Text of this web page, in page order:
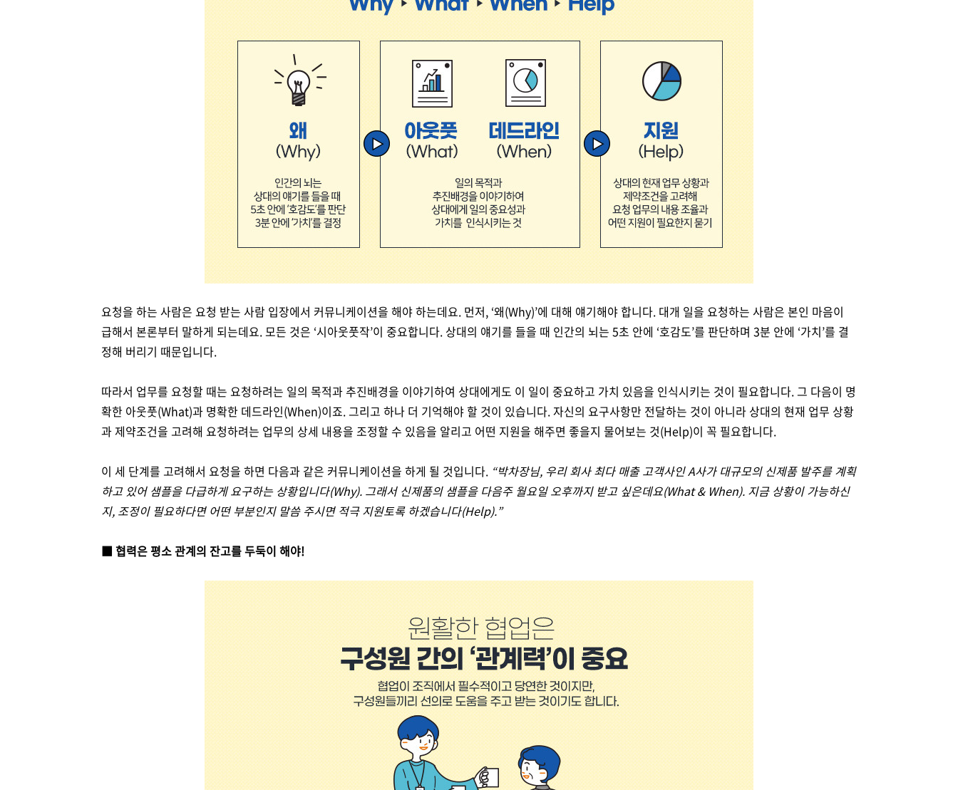
요청을 하는 사람은 요청 받는 사람 입장에서 커뮤니케이션을 해야 하는데요. 먼저, ‘왜(Why)’에 대해 얘기해야 합니다. 대개 일을 요청하는 사람은 본인 마음이
급해서 본론부터 말하게 되는데요.모든 것은 ‘시아웃풋작’이 중요합니다. 상대의 얘기를 들을 때 인간의 뇌는 5초 안에 ‘호감도’를 판단하며 3분 안에 ‘가치’를 결
정해 버리기 때문입니다.
따라서 업무를 요청할 때는 요청하려는 일의 목적과 추진배경을 이야기하여 상대에게도 이 일이 중요하고 가치 있음을 인식시키는 것이 필요합니다. 그 다음이 명
확한 아웃풋(What)과 명확한 데드라인(When)이죠. 그리고 하나 더 기억해야 할 것이 있습니다. 자신의 요구사항만 전달하는 것이 아니라 상대의 현재 업무 상황
과 제약조건을 고려해 요청하려는 업무의 상세 내용을 조정할 수 있음을 알리고 어떤 지원을 해주면 좋을지 물어보는 것(Help)이 꼭 필요합니다.
이 세 단계를 고려해서 요청을 하면 다음과 같은 커뮤니케이션을 하게 될 것입니다. “박차장님, 우리 회사 최다 매출 고객사인A사가 대규모의 신제품 발주를 계획
하고 있어 샘플을 다급하게 요구하는 상황입니다(Why). 그래서 신제품의 샘플을 다음주 월요일 오후까지 받고 싶은데요(What & When). 지금 상황이 가능하신
지, 조정이 필요하다면 어떤 부분인지 말씀 주시면 적극 지원토록 하겠습니다(Help).”
■ 협력은 평소 관계의 잔고를 두둑이 해야!